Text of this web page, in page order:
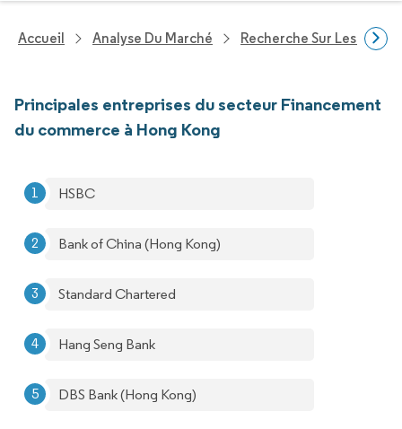
Accueil Analyse Du Marché Recherche Sur Les
Principales entreprises du secteur Financement
du commerce à Hong Kong
HSBC
Bank of China (Hong Kong)
Standard Chartered
Hang Seng Bank
DBS Bank (Hong Kong)